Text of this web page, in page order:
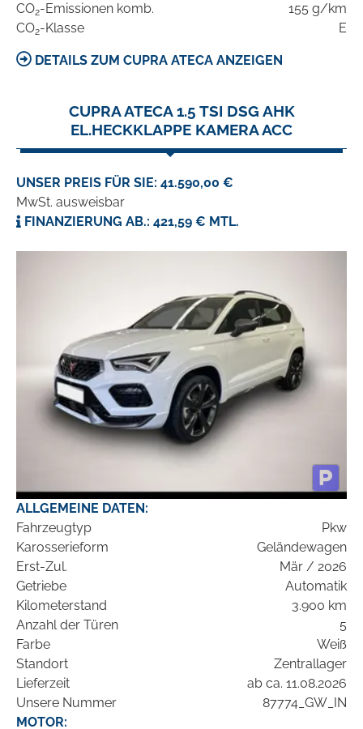
CO2-Emissionen komb.
155 g/km
CO2-Klasse E
DETAILS ZUM CUPRA ATECA ANZEIGEN
CUPRA ATECA 1.5 TSI DSG AHK
EL.HECKKLAPPE KAMERA ACC
UNSER PREIS FÜR SIE: 41.590,00 €
MwSt. ausweisbar
FINANZIERUNG AB.: 421,59 € MTL.
ALLGEMEINE DATEN:
Fahrzeugtyp
Pkw
Karosserieform
Geländewagen
Erst-Zul.
Mär / 2026
Getriebe
Automatik
Kilometerstand
3.900 km
Anzahl der Türen
5
Farbe
Weiß
Standort
Zentrallager
Lieferzeit
ab ca. 11.08.2026
Unsere Nummer
87774_GW_IN
MOTOR: